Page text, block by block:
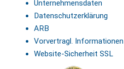
Unternehmensdaten
Datenschutzerklärung
ARB
Vorvertragl. Informationen
Website-Sicherheit SSL